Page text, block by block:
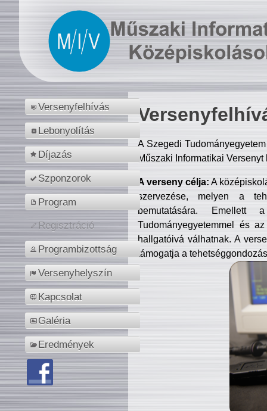
Versenyfelhívás
Lebonyolítás
Díjazás
Szponzorok
Program
Regisztráció
Programbizottság
Versenyhelyszín
Kapcsolat
Galéria
Eredmények
A Szegedi
Műszaki Informatikai
A verseny célja: A
szervezése, melyen a
bemutatására. Emellett
Tudományegyetemmel és
hallgatóivá válhatnak. A
támogatja a